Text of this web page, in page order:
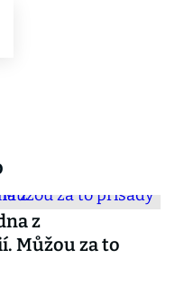
z
Můžou za to